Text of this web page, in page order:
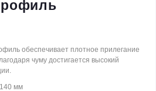
обеспечивает плотное прилегание
чуму достигается высокий
мм